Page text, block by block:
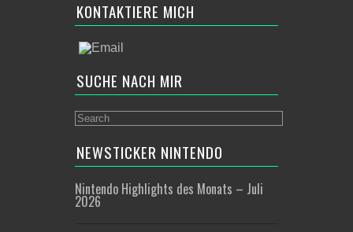
KONTAKTIERE MICH
SUCHE NACH MIR
NEWSTICKER NINTENDO
Nintendo Highlights des Monats – Juli
2026